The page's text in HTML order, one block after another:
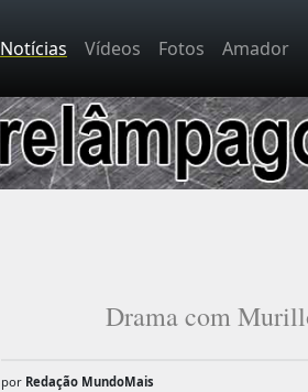
Notícias Vídeos Fotos Amador
Drama com
por Redação MundoMais